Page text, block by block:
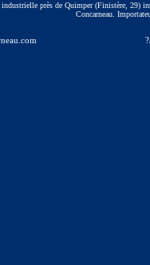
industrielle près de Quimper (Finistère, 29)
Concarneau.